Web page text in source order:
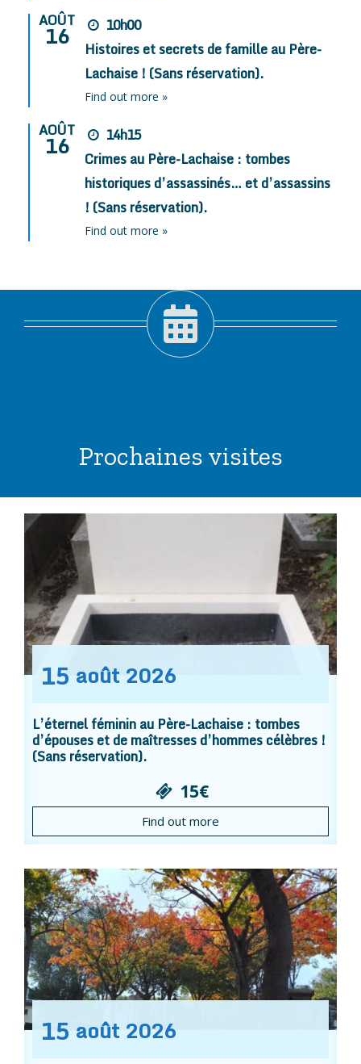
AOÛT
16
10h00
Histoires et secrets de famille au Père-
Lachaise ! (Sans réservation).
Find out more »
AOÛT
16
14h15
Crimes au Père-Lachaise : tombes
historiques d’assassinés… et d’assassins
! (Sans réservation).
Find out more »
Prochaines visites
15 août 2026
L’éternel féminin au Père-Lachaise : tombes
d’épouses et de maîtresses d’hommes célèbres !
(Sans réservation).
15€
Find out more
15 août 2026